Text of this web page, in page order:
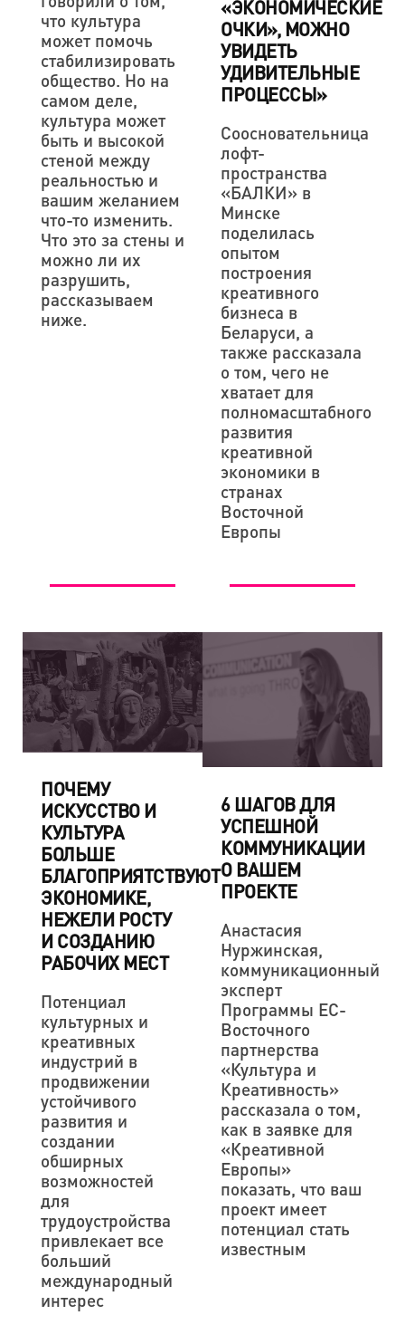
что культура
может помочь
стабилизировать
общество. Но на
самом деле,
культура может
быть и высокой
стеной между
реальностью и
вашим желанием
что-то изменить.
Что это за стены и
можно ли их
разрушить,
рассказываем
ниже.
«ЭКОНОМИЧЕСКИЕ
ОЧКИ», МОЖНО
УВИДЕТЬ
УДИВИТЕЛЬНЫЕ
ПРОЦЕССЫ»
Соосновательница
лофт-
пространства
«БАЛКИ» в
Минске
поделилась
опытом
построения
креативного
бизнеса в
Беларуси, а
также рассказала
о том, чего не
хватает для
полномасштабного
развития
креативной
экономики в
странах
Восточной
Европы
ПОЧЕМУ
ИСКУССТВО И
КУЛЬТУРА
БОЛЬШЕ
БЛАГОПРИЯТСТВУЮТ
ЭКОНОМИКЕ,
НЕЖЕЛИ РОСТУ
И СОЗДАНИЮ
РАБОЧИХ МЕСТ
Потенциал
культурных и
креативных
индустрий в
продвижении
устойчивого
развития и
создании
обширных
возможностей
для
трудоустройства
привлекает все
больший
международный
интерес
6 ШАГОВ ДЛЯ
УСПЕШНОЙ
КОММУНИКАЦИИ
О ВАШЕМ
ПРОЕКТЕ
Анастасия
Нуржинская,
коммуникационный
эксперт
Программы ЕС-
Восточного
партнерства
«Культура и
Креативность»
рассказала о том,
как в заявке для
«Креативной
Европы»
показать, что ваш
проект имеет
потенциал стать
известным